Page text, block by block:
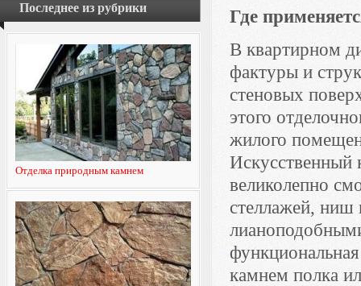
Последнее из рубрики
Отделка природным камнем
Где
В квартирном
фактуры и
стеновых
этого
жилого
Искусственный
великолепно
стеллажей, ниш
камнем полка